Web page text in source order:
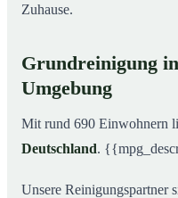
Zuhause.
Grundreinigung
Umgebung
Mit rund 690 Einwohnern
Deutschland.
Unsere Reinigungspartner